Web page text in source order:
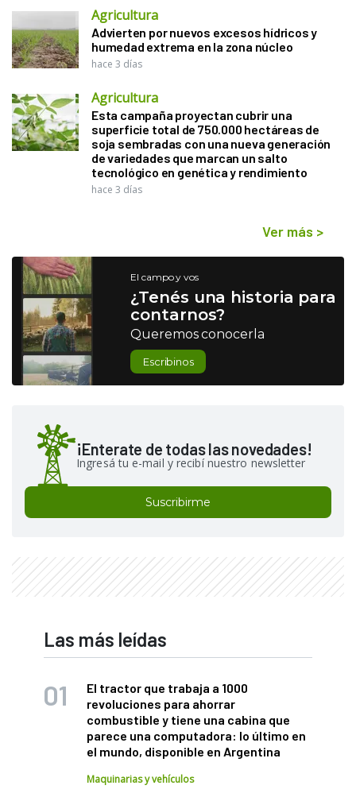
Agricultura
Advierten por nuevos excesos hídricos y
humedad extrema en la zona núcleo
hace 3 días
Agricultura
Esta campaña proyectan cubrir una
superficie total de 750.000 hectáreas de
soja sembradas con una nueva generación
de variedades que marcan un salto
tecnológico en genética y rendimiento
hace 3 días
Ver más >
El campo y vos
¿Tenés una historia para
contarnos?
Queremos conocerla
Escribinos
¡Enterate de todas las novedades!
Ingresá tu e-mail y recibí nuestro newsletter
Suscribirme
Las más leídas
El tractor que trabaja a 1000
revoluciones para ahorrar
combustible y tiene una cabina que
parece una computadora: lo último en
el mundo, disponible en Argentina
Maquinarias y vehículos